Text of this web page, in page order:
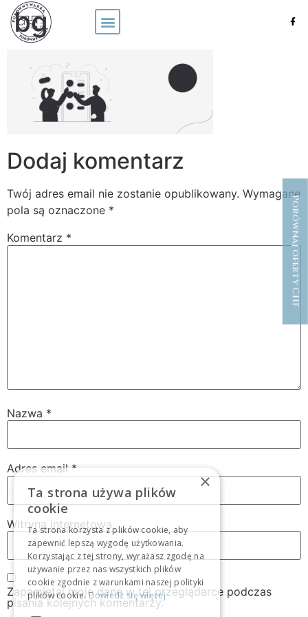
Porównaj oferty CHF
bg
Dodaj komentarz
Twój adres email nie zostanie opublikowany. Wymagane
pola są oznaczone *
Komentarz *
Nazwa *
Adres email *
Witryna internetowa
Zapamiętaj moje dane w tej przeglądarce podczas
pisania kolejnych komentarzy.
×
Ta strona używa plików
cookie
Ta strona korzysta z plików cookie, aby
zapewnić lepszą wygodę użytkowania.
Korzystając z tej strony, wyrażasz zgodę na
używanie przez nas wszystkich plików
cookie zgodnie z warunkami naszej polityki
plików cookie.Dowiedz się więcej